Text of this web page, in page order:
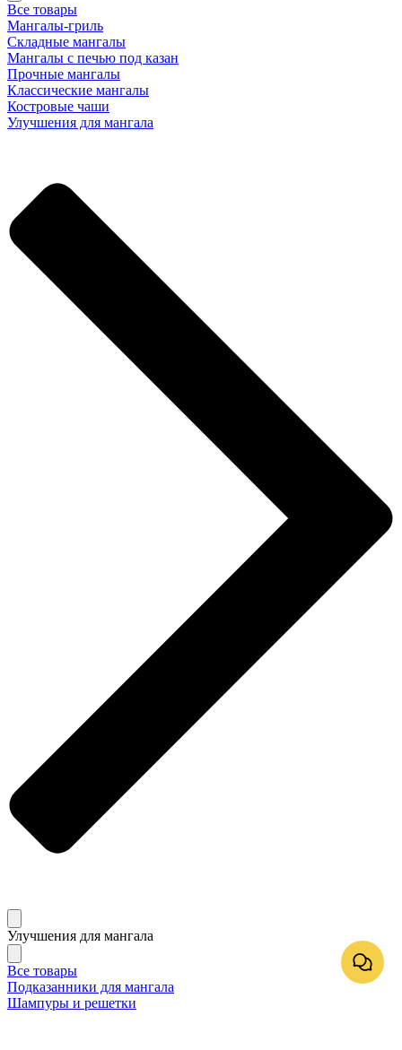
Все товары
Мангалы-гриль
Складные мангалы
Мангалы с печью под казан
Прочные мангалы
Классические мангалы
Костровые чаши
Улучшения для мангала
Улучшения для мангала
Все товары
Подказанники для мангала
Шампуры и решетки